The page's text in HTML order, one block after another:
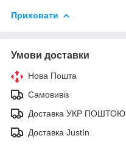
Приховати
Умови доставки
Нова Пошта
Самовивіз
Доставка УКР ПОШТОЮ
Доставка JustIn